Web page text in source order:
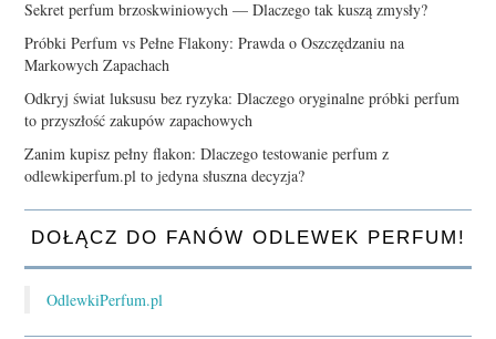
Sekret perfum brzoskwiniowych — Dlaczego tak kuszą zmysły?
Próbki Perfum vs Pełne Flakony: Prawda o Oszczędzaniu na
Markowych Zapachach
Odkryj świat luksusu bez ryzyka: Dlaczego oryginalne próbki perfum
to przyszłość zakupów zapachowych
Zanim kupisz pełny flakon: Dlaczego testowanie perfum z
odlewkiperfum.pl to jedyna słuszna decyzja?
DOŁĄCZ DO FANÓW ODLEWEK PERFUM!
OdlewkiPerfum.pl